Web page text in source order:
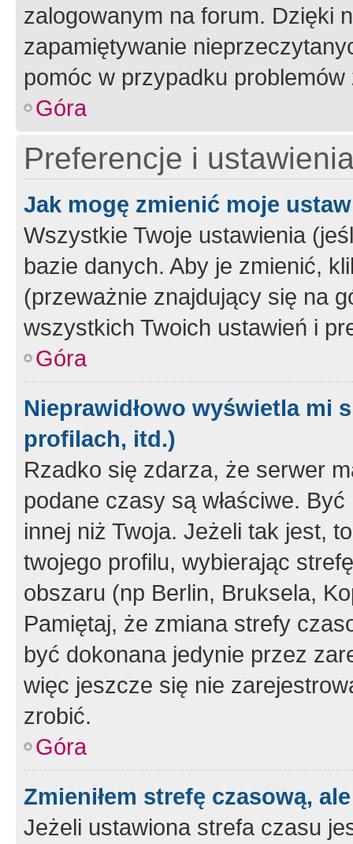
zalogowanym na forum. Dzięki
zapamiętywanie
pomóc w przypadku
Góra
Preferencje i
Jak mogę zmienić moje
Wszystkie Twoje ustawienia
bazie danych. Aby je zmienić,
(przeważnie znajdujący się na
wszystkich Twoich ustawień i
Góra
Nieprawidłowo wyświetla mi
profilach, itd.)
Rzadko się zdarza, że serwer
podane czasy są właściwe.
innej niż Twoja. Jeżeli tak jest,
twojego profilu, wybierając
obszaru (np Berlin, Bruksela,
Pamiętaj, że zmiana strefy
być dokonana jedynie przez
więc jeszcze się nie
zrobić.
Góra
Zmieniłem strefę czasową,
Jeżeli ustawiona strefa czasu